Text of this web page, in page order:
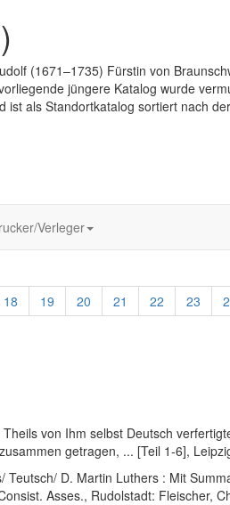
(1671–1735) Fürstin von
jüngere Katalog wurde
als Standortkatalog sortiert nach
Verleger
18 19 20 21 22 23
von Ihm selbst Deutsch
getragen, ... [Teil 1-6],
D. Martin Luthers : Mit
Asses., Rudolstadt: Fleischer,